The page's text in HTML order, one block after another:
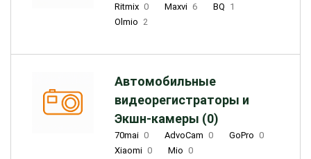
Ritmix 0 Maxvi 6 BQ 1
Olmio 2
Автомобильные
видеорегистраторы и
Экшн-камеры (0)
70mai 0 AdvoCam 0 GoPro 0
Xiaomi 0 Mio 0